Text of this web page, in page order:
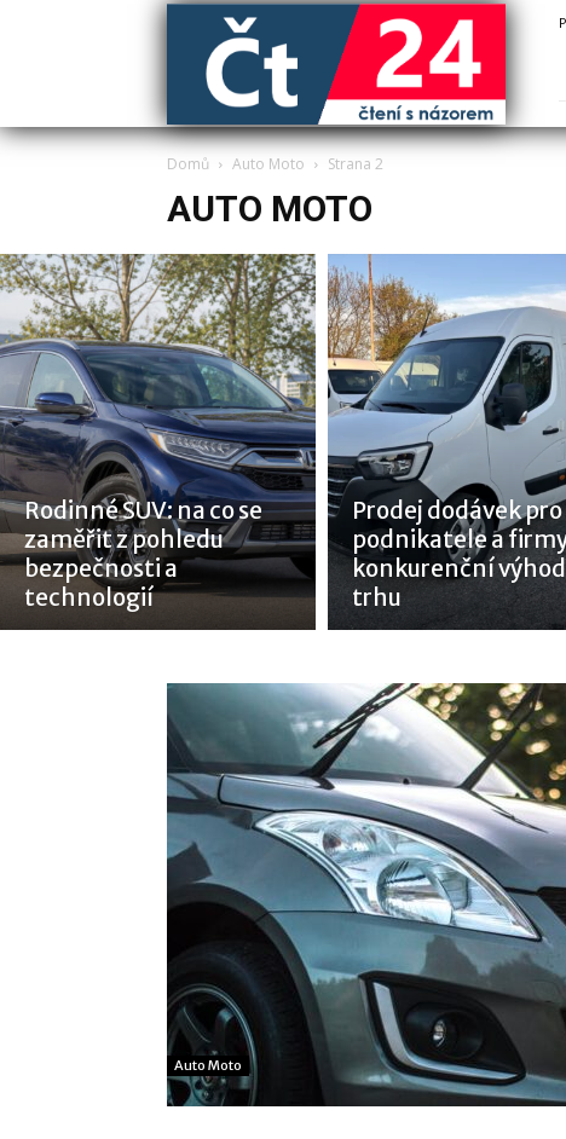
Domů Auto Moto Strana 2
AUTO MOTO
Rodinné SUV: na co se
zaměřit z pohledu
bezpečnosti a
technologií
Prodej dodávek pro
podnikatele a
konkurenční
trhu
Auto Moto